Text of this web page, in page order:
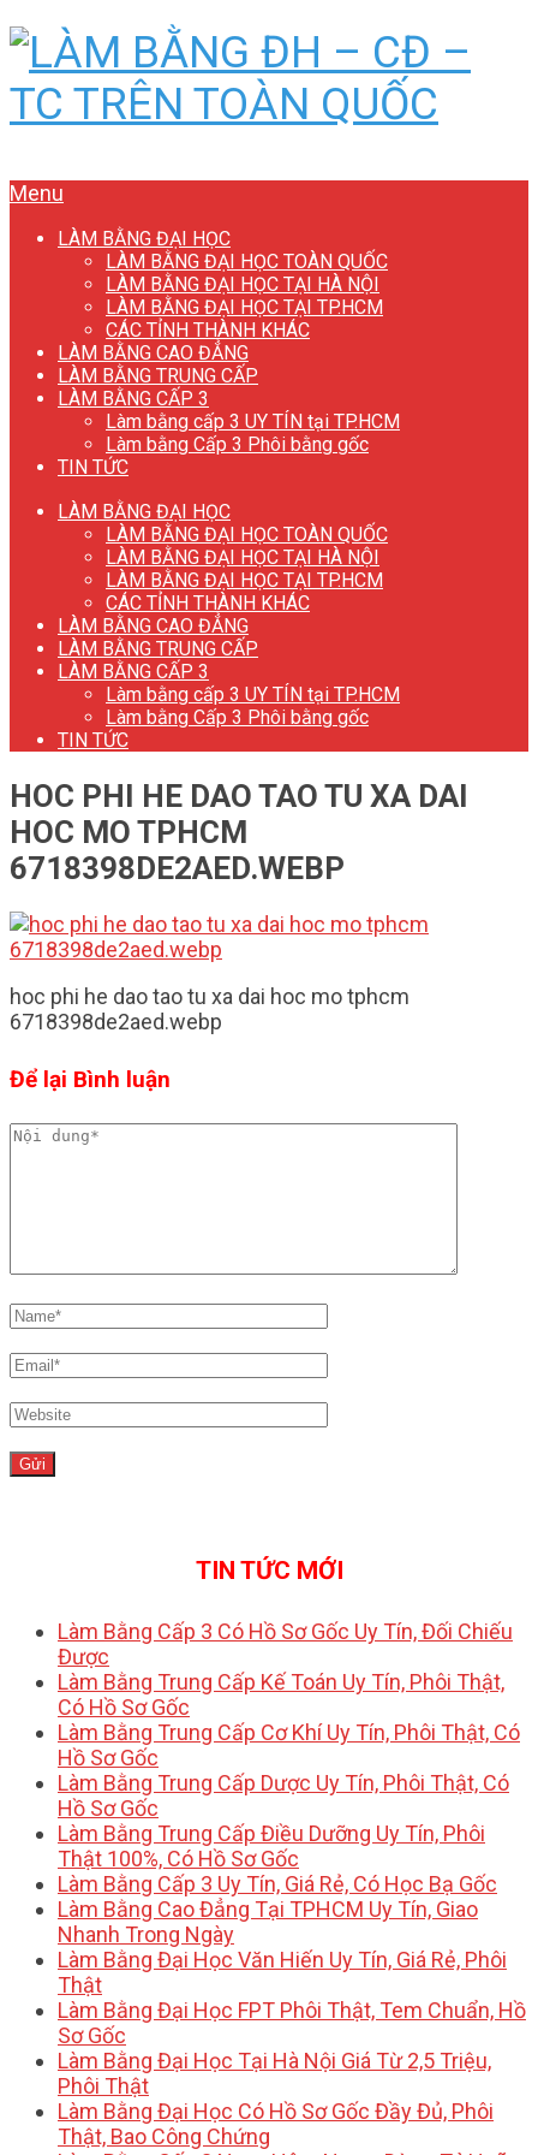
Menu
LÀM BẰNG ĐẠI HỌC
LÀM BẰNG ĐẠI HỌC TOÀN QUỐC
LÀM BẰNG ĐẠI HỌC TẠI HÀ NỘI
LÀM BẰNG ĐẠI HỌC TẠI TP.HCM
CÁC TỈNH THÀNH KHÁC
LÀM BẰNG CAO ĐẲNG
LÀM BẰNG TRUNG CẤP
LÀM BẰNG CẤP 3
Làm bằng cấp 3 UY TÍN tại TP.HCM
Làm bằng Cấp 3 Phôi bằng gốc
TIN TỨC
LÀM BẰNG ĐẠI HỌC
LÀM BẰNG ĐẠI HỌC TOÀN QUỐC
LÀM BẰNG ĐẠI HỌC TẠI HÀ NỘI
LÀM BẰNG ĐẠI HỌC TẠI TP.HCM
CÁC TỈNH THÀNH KHÁC
LÀM BẰNG CAO ĐẲNG
LÀM BẰNG TRUNG CẤP
LÀM BẰNG CẤP 3
Làm bằng cấp 3 UY TÍN tại TP.HCM
Làm bằng Cấp 3 Phôi bằng gốc
TIN TỨC
HOC PHI HE DAO TAO TU XA DAI
HOC MO TPHCM
6718398DE2AED.WEBP
hoc phi he dao tao tu xa dai hoc mo tphcm
6718398de2aed.webp
Để lại Bình luận
TIN TỨC MỚI
Làm Bằng Cấp 3 Có Hồ Sơ Gốc Uy Tín, Đối Chiếu
Được
Làm Bằng Trung Cấp Kế Toán Uy Tín, Phôi Thật,
Có Hồ Sơ Gốc
Làm Bằng Trung Cấp Cơ Khí Uy Tín, Phôi Thật, Có
Hồ Sơ Gốc
Làm Bằng Trung Cấp Dược Uy Tín, Phôi Thật, Có
Hồ Sơ Gốc
Làm Bằng Trung Cấp Điều Dưỡng Uy Tín, Phôi
Thật 100%, Có Hồ Sơ Gốc
Làm Bằng Cấp 3 Uy Tín, Giá Rẻ, Có Học Bạ Gốc
Làm Bằng Cao Đẳng Tại TPHCM Uy Tín, Giao
Nhanh Trong Ngày
Làm Bằng Đại Học Văn Hiến Uy Tín, Giá Rẻ, Phôi
Thật
Làm Bằng Đại Học FPT Phôi Thật, Tem Chuẩn, Hồ
Sơ Gốc
Làm Bằng Đại Học Tại Hà Nội Giá Từ 2,5 Triệu,
Phôi Thật
Làm Bằng Đại Học Có Hồ Sơ Gốc Đầy Đủ, Phôi
Thật, Bao Công Chứng